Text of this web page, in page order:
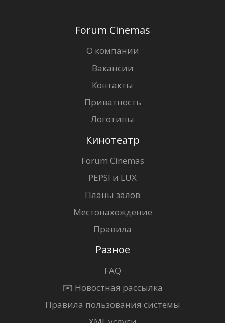
Forum Cinemas
О компании
Вакансии
Контакты
Приватность
Логотипы
Кинотеатр
Forum Cinemas
PEPSI и LUX
Планы залов
Местонахождение
Правила
Разное
FAQ
✉️ Новостная рассылка
Правила пользования системы